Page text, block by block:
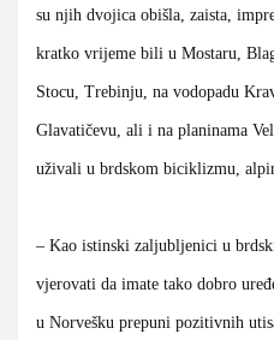
su njih dvojica obišla, zaista,
kratko vrijeme bili u Mostaru,
Stocu, Trebinju, na vodopadu
Glavatičevu, ali i na planinama
uživali u brdskom biciklizmu,
– Kao istinski zaljubljenici u
vjerovati da imate tako dobro
u Norvešku prepuni pozitivnih